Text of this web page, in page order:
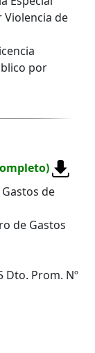
Violencia de
por
de
de Gastos
Dto. Prom. Nº